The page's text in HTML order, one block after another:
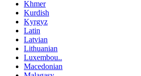
Khmer
Kurdish
Kyrgyz
Latin
Latvian
Lithuanian
Luxembou..
Macedonian